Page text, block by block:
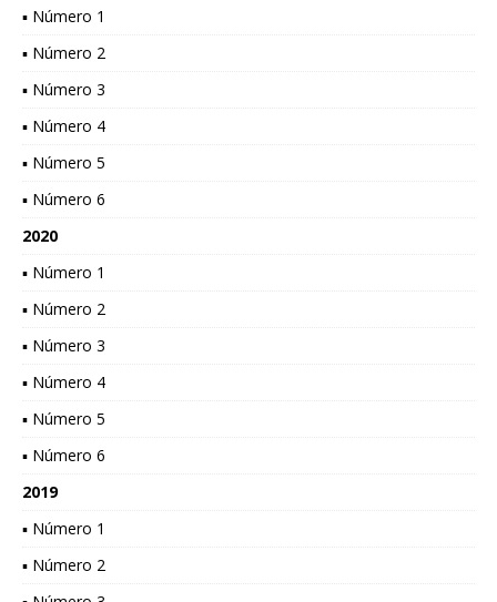
▪ Número 1
▪ Número 2
▪ Número 3
▪ Número 4
▪ Número 5
▪ Número 6
2020
▪ Número 1
▪ Número 2
▪ Número 3
▪ Número 4
▪ Número 5
▪ Número 6
2019
▪ Número 1
▪ Número 2